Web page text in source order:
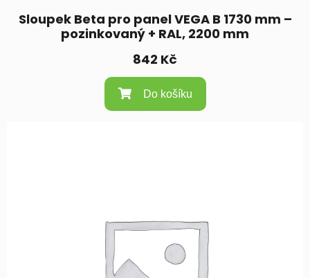
Sloupek Beta pro panel VEGA B 1730 mm –
pozinkovaný + RAL, 2200 mm
842 Kč
Do košíku